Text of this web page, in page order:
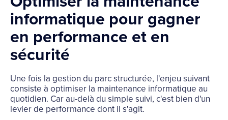
informatique pour gagner
en performance et en
sécurité
Une fois la gestion du parc structurée, l'enjeu suivant
consiste à optimiser la maintenance informatique au
quotidien. Car au-delà du simple suivi, c'est bien d'un
levier de performance dont il s'agit.